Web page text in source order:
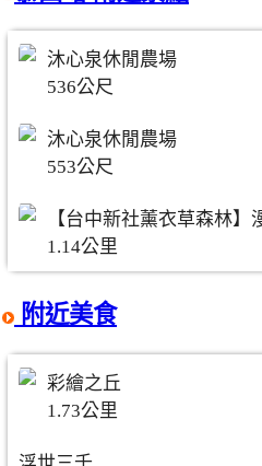
沐心泉休閒農場
536公尺
沐心泉休閒農場
553公尺
【台中新社薰衣草森林】
1.14公里
附近美食
彩繪之丘
1.73公里